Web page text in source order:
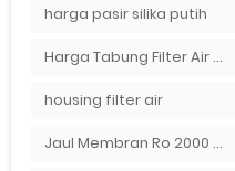
harga pasir silika putih
Harga Tabung Filter Air Sumur
housing filter air
Jaul Membran Ro 2000 GPD Harga Murah